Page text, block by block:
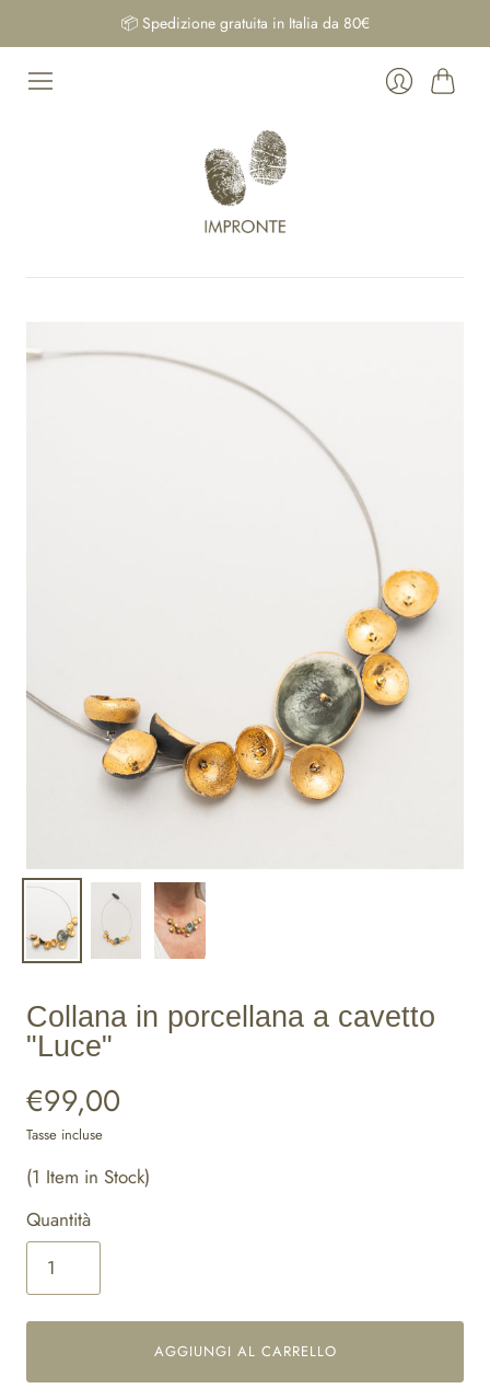
📦 Spedizione gratuita in Italia da 80€
Collana in porcellana a cavetto
"Luce"
€99,00
Tasse incluse
(1 Item in Stock)
Quantità
AGGIUNGI AL CARRELLO